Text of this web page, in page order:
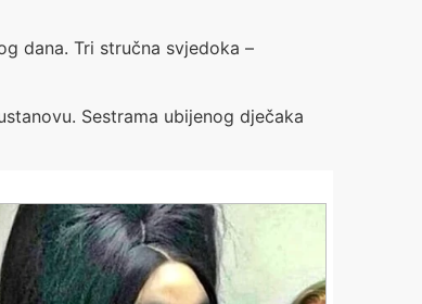
dana. Tri stručna svjedoka –
Sestrama ubijenog dječaka